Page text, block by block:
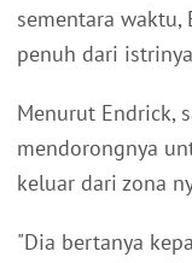
sementara
penuh dari
Menurut Endrick,
mendorongnya
keluar dari zona
"Dia bertanya